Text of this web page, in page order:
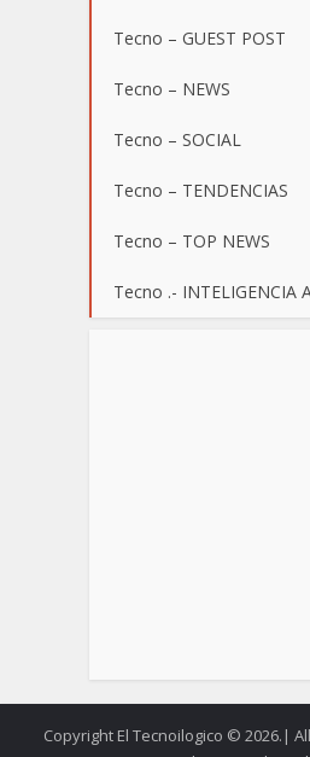
Tecno – GUEST POST
Tecno – NEWS
Tecno – SOCIAL
Tecno – TENDENCIAS
Tecno – TOP NEWS
Tecno .- INTELIGENCIA
Copyright El Tecnoilogico © 2026.|